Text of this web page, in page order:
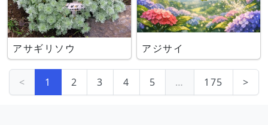
アサギリソウ アジサイ
< 1 2 3 4 5 … 175 >